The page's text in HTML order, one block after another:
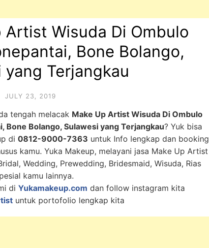
Artist Wisuda Di Ombulo
Bone Bolango,
yang Terjangkau
JULY 23, 2019
tengah melacak Make Up Artist Wisuda Di Ombulo
Bone Bolango, Sulawesi yang Terjangkau? Yuk bisa
di 0812-9000-7363 untuk Info lengkap dan booking
kamu. Yuka Makeup, melayani jasa Make Up Artist
Wedding, Prewedding, Bridesmaid, Wisuda, Rias
kamu lainnya.
di Yukamakeup.com dan follow instagram kita
untuk portofolio lengkap kita